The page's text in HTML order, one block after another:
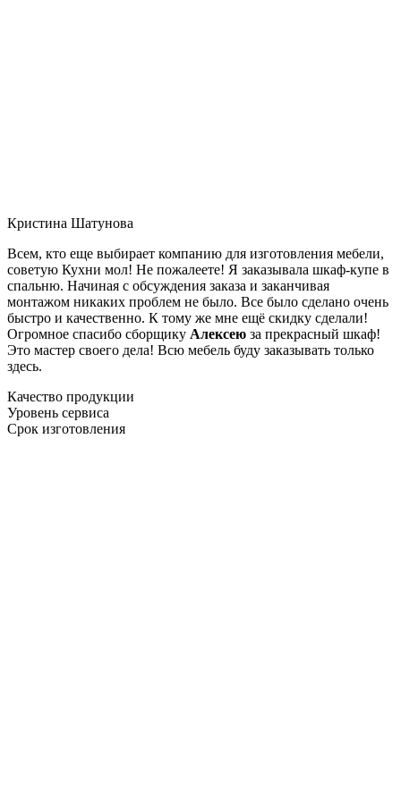
Кристина Шатунова
Всем, кто еще выбирает компанию для изготовления мебели,
советую Кухни мол! Не пожалеете! Я заказывала шкаф-купе в
спальню. Начиная с обсуждения заказа и заканчивая
монтажом никаких проблем не было. Все было сделано очень
быстро и качественно. К тому же мне ещё скидку сделали!
Огромное спасибо сборщику Алексею за прекрасный шкаф!
Это мастер своего дела! Всю мебель буду заказывать только
здесь.
Качество продукции
Уровень сервиса
Срок изготовления